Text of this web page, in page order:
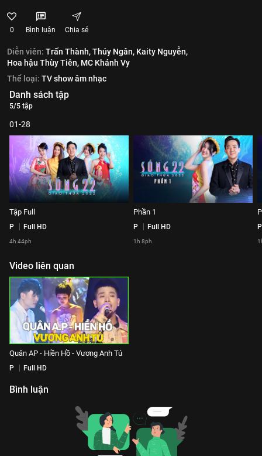
0 Bình luận Chia sẻ
Diễn viên: Trấn Thành,Thúy Ngân, Kaity Nguyễn,
Hoa hậu Thùy Tiên, MC Khánh Vy
Thể loại: TV show âm nhạc
Danh sách tập
5/5 tập
01-28
Tập Full
P Full HD
4h 44ph
Phần 1
P Full HD
1h 8ph
P
Video liên quan
Quân AP - Hiền Hồ - Vương Anh Tú
P Full HD
Bình luận